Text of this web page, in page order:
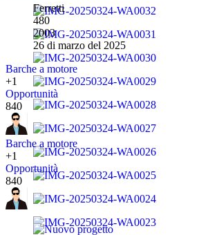
Ferretti
480
2003
26 di marzo del 2025
Barche a motore
+1
Opportunità
840
Barche a motore
+1
Opportunità
840